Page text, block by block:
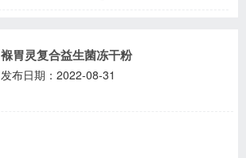
褓胃灵复合益生菌冻干粉
发布日期：2022-08-31